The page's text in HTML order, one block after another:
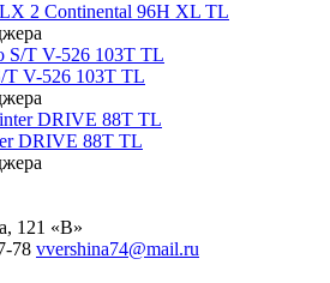
2 Continental 96H XL TL
T V-526 103T TL
DRIVE 88T TL
121 «В»
78 vvershina74@mail.ru